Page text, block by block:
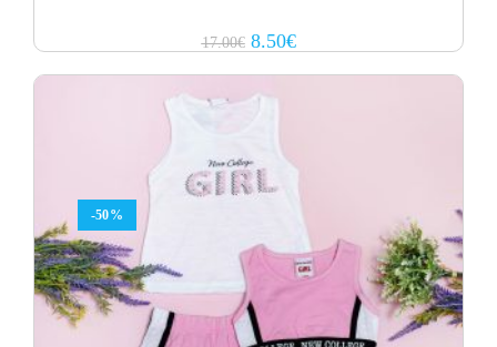
17.00€ Original
price
8.50€Current
price
-50%